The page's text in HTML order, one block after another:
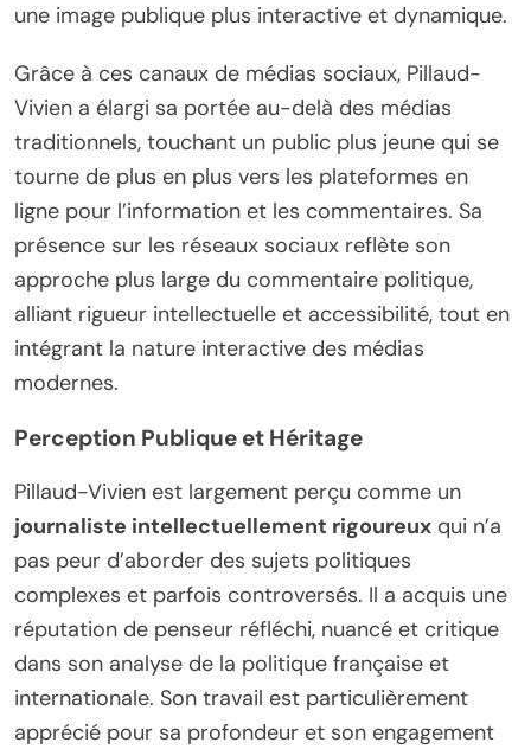
une image publique plus interactive et dynamique.
Grâce à ces canaux de médias sociaux, Pillaud-
Vivien a élargi sa portée au-delà des médias
traditionnels, touchant un public plus jeune qui se
tourne de plus en plus vers les plateformes en
ligne pour l’information et les commentaires. Sa
présence sur les réseaux sociaux reflète son
approche plus large du commentaire politique,
alliant rigueur intellectuelle et accessibilité, tout en
intégrant la nature interactive des médias
modernes.
Perception Publique et Héritage
Pillaud-Vivien est largement perçu comme un
journaliste intellectuellement rigoureux qui n’a
pas peur d’aborder des sujets politiques
complexes et parfois controversés. Il a acquis une
réputation de penseur réfléchi, nuancé et critique
dans son analyse de la politique française et
internationale. Son travail est particulièrement
apprécié pour sa profondeur et son engagement